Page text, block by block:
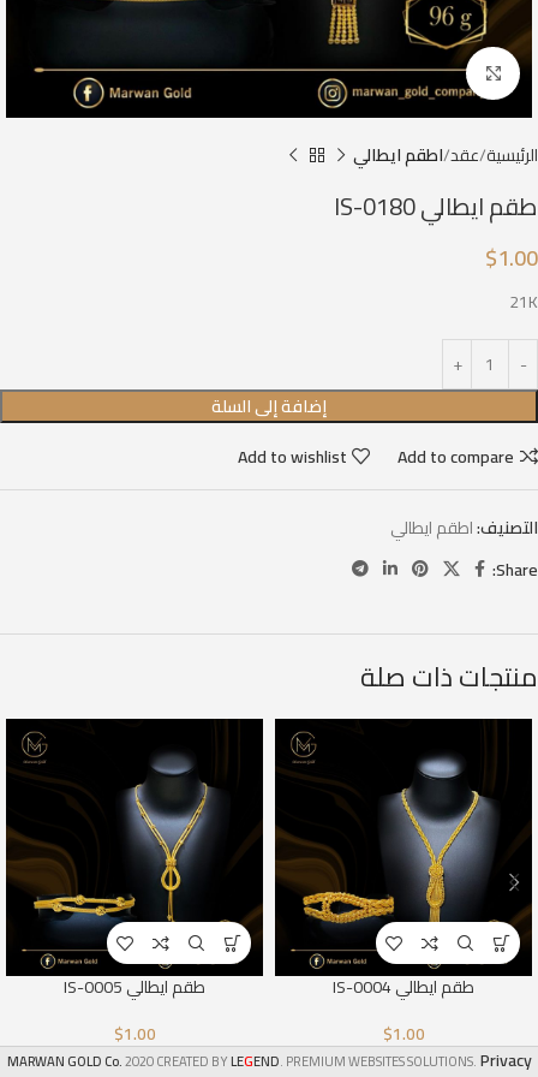
Click to enlarge
الرئيسية عقد اطقم ايطالي
طقم ايطالي IS-0180
$1.00
21K
إضافة إلى السلة
Add to compare
Add to wishlist
التصنيف:اطقم ايطالي
Share:
منتجات ذات صلة
طقم ايطالي IS-0004
$1.00
طقم ايطالي IS-0005
$1.00
MARWAN GOLD Co.2020 CREATED BYLEGEND. PREMIUM WEBSITES SOLUTIONS.Privacy